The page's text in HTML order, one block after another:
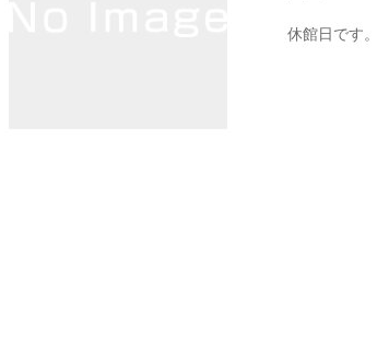
休館日です。